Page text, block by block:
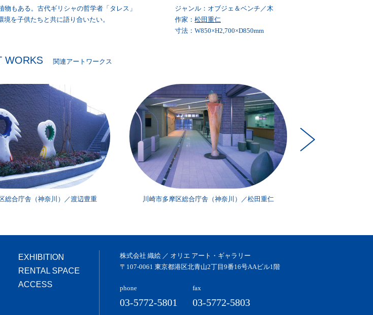
もある。古代ギリシャの哲学者「タレス」
を子供たちと共に語り合いたい。
ジャンル：オブジェ＆ベンチ／木
作家： 松田重仁
寸法：W850×H2,700×D850mm
WORKS 関連アートワークス
総合庁舎（神奈川）／渡辺豊重 川崎市多摩区総合庁舎（神奈川）／松田重仁
EXHIBITION
RENTAL SPACE
ACCESS
株式会社 織絵 ／ オリエ アート・ギャラリー
〒107-0061 東京都港区北青山2丁目9番16号AAビル1階
phone
03-5772-5801
fax
03-5772-5803